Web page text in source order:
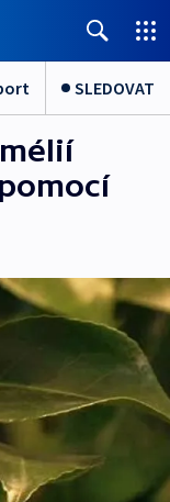
SLEDOVAT